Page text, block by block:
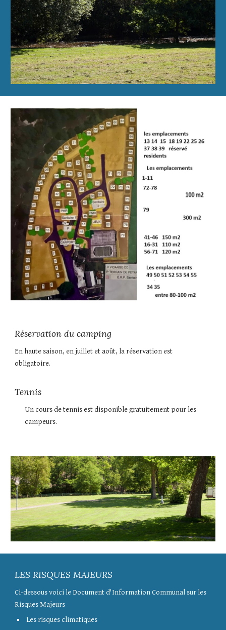
Réservation du camping
En haute saison, en juillet et août, la réservation est
obligatoire.
Tennis
Un cours de tennis est disponible gratuitement pour les
campeurs.
LES RISQUES MAJEURS
Ci-dessous voici le Document d'Information Communal sur les
Risques Majeurs
Les risques climatiques